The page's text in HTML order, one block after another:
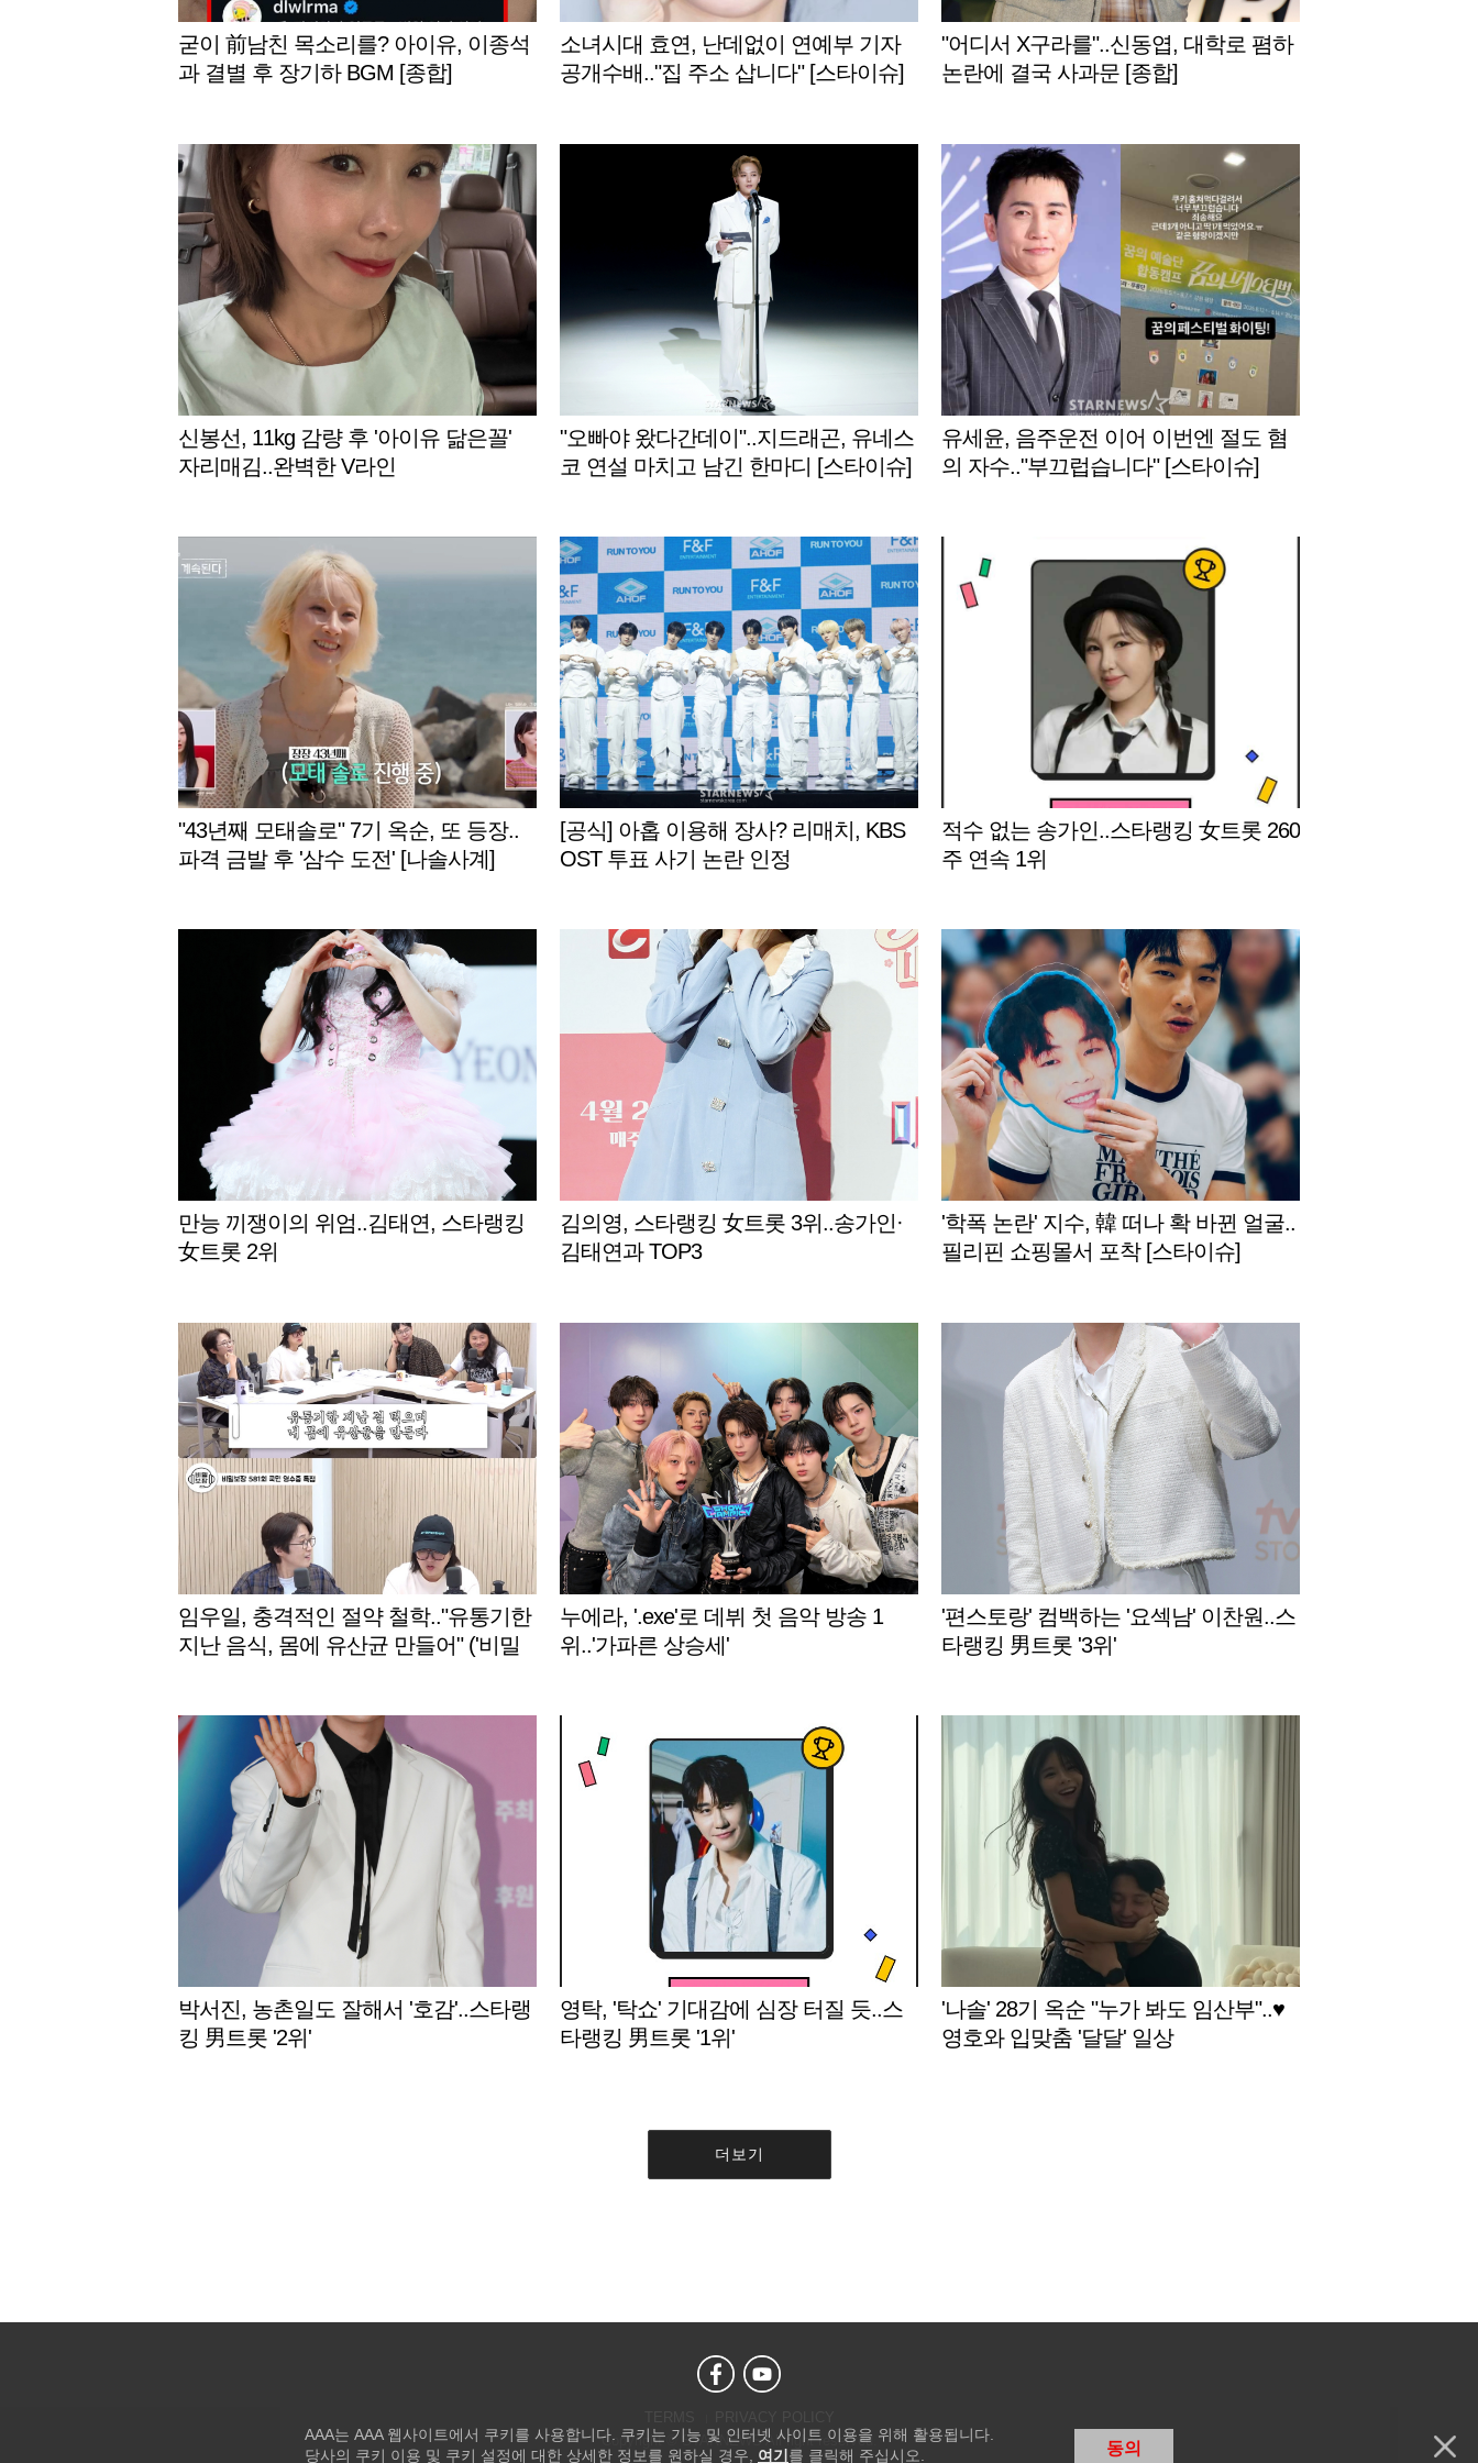
굳이 前남친 목소리를? 아이유, 이종석
과 결별 후 장기하 BGM [종합]
소녀시대 효연, 난데없이 연예부 기자
공개수배.."집 주소 삽니다" [스타이슈]
"어디서 X구라를"..신동엽, 대학로 폄하
논란에 결국 사과문 [종합]
신봉선, 11kg 감량 후 '아이유 닮은꼴'
자리매김..완벽한 V라인
"오빠야 왔다간데이"..지드래곤, 유네스
코 연설 마치고 남긴 한마디 [스타이슈]
유세윤, 음주운전 이어 이번엔 절도 혐
의 자수.."부끄럽습니다" [스타이슈]
"43년째 모태솔로" 7기 옥순, 또 등장..
파격 금발 후 '삼수 도전' [나솔사계]
[공식] 아홉 이용해 장사? 리매치, KBS
OST 투표 사기 논란 인정
적수 없는 송가인..스타랭킹 女트롯 260
주 연속 1위
만능 끼쟁이의 위엄..김태연, 스타랭킹
女트롯 2위
김의영, 스타랭킹 女트롯 3위..송가인·
김태연과 TOP3
'학폭 논란' 지수, 韓 떠나 확 바뀐 얼굴..
필리핀 쇼핑몰서 포착 [스타이슈]
임우일, 충격적인 절약 철학.."유통기한
지난 음식, 몸에 유산균 만들어" ('비밀
누에라, '.exe'로 데뷔 첫 음악 방송 1
위..'가파른 상승세'
'편스토랑' 컴백하는 '요섹남' 이찬원..스
타랭킹 男트롯 '3위'
박서진, 농촌일도 잘해서 '호감'..스타랭
킹 男트롯 '2위'
영탁, '탁쇼' 기대감에 심장 터질 듯..스
타랭킹 男트롯 '1위'
'나솔' 28기 옥순 "누가 봐도 임산부"..♥
영호와 입맞춤 '달달' 일상
더보기
Copyright © STARNEWS All right reserved.
AAA는 AAA 웹사이트에서 쿠키를 사용합니다. 쿠키는 기능 및 인터넷 사이트 이용을 위해 활용됩니다.
당사의 쿠키 이용 및 쿠키 설정에 대한 상세한 정보를 원하실 경우, 여기 를 클릭해 주십시오. 동의